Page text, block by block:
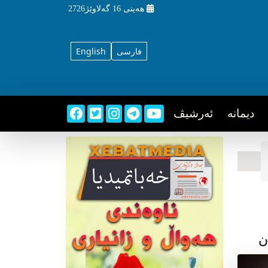
هه‌ینی 16 گه‌لاوێژ2726
English فارسی
دیمانه ئه‌رشیڤ